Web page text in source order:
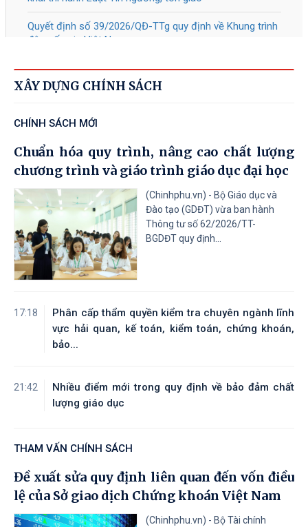
1479/QĐ-TTg
04/08/2026
Phê chuẩn kết quả bầu chức vụ Chủ
tịch Ủy ban nhân dân thành phố Huế
Tài liệu đính kèm
04/08/2026
Tài liệu đính kèm
208/NQ-CP
04/08/2026
Ban hành Chương trình hành động
của Chính phủ thực hiện Kết luận số
75-KL/TW ngày 28 tháng 7 năm 2026
của Ban Chấp hành Trung ương Đảng
khóa XIV về bảo vệ môi trường và chủ
trong thời kỳ mới
XÂY DỰNG CHÍNH SÁCH
CHÍNH SÁCH MỚI
Chuẩn hóa quy trình, nâng cao chất lượng
chương trình và giáo trình giáo dục đại học
(Chinhphu.vn) - Bộ Giáo dục và
Đào tạo (GDĐT) vừa ban hành
Thông tư số 62/2026/TT-
BGDĐT quy định...
17:18
Phân cấp thẩm quyền kiểm tra chuyên ngành lĩnh
vực hải quan, kế toán, kiểm toán, chứng khoán,
bảo...
21:42
Nhiều điểm mới trong quy định về bảo đảm chất
lượng giáo dục
THAM VẤN CHÍNH SÁCH
Đề xuất sửa quy định liên quan đến vốn điều
lệ của Sở giao dịch Chứng khoán Việt Nam
(Chinhphu.vn) - Bộ Tài chính